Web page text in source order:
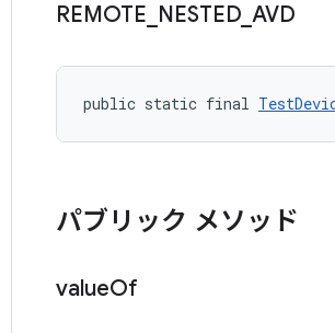
REMOTE NESTED AVD
public static final
パブリック メソッド
valueOf